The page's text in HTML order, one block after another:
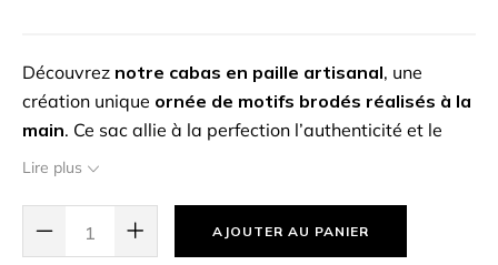
Découvrez notre cabas en paille artisanal, une
création unique ornée de motifs brodés réalisés à la
main. Ce sac allie à la perfection l’authenticité et le
charme intemporel de la paille. Chaque détail du motif
une touche personnalisée
ses anses en cuir robuste
Lire plus
AJOUTER AU PANIER